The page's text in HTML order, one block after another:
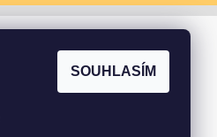
SOUHLASÍM